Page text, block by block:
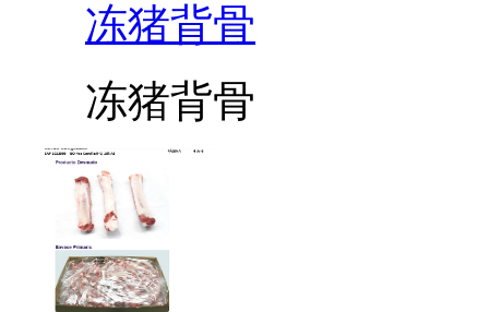
冻猪背骨
冻猪背骨